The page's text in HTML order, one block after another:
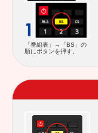
「番組表」→「BS」の
順にボタンを押す。